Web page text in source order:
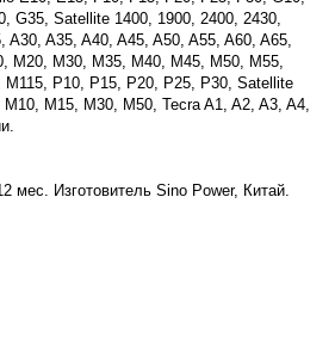
G35, Satellite 1400, 1900, 2400, 2430,
A30, A35, A40, A45, A50, A55, A60, A65,
M20, M30, M35, M40, M45, M50, M55,
M115, P10, P15, P20, P25, P30, Satellite
M10, M15, M30, M50, Tecra A1, A2, A3, A4,
мес. Изготовитель Sino Power, Китай.